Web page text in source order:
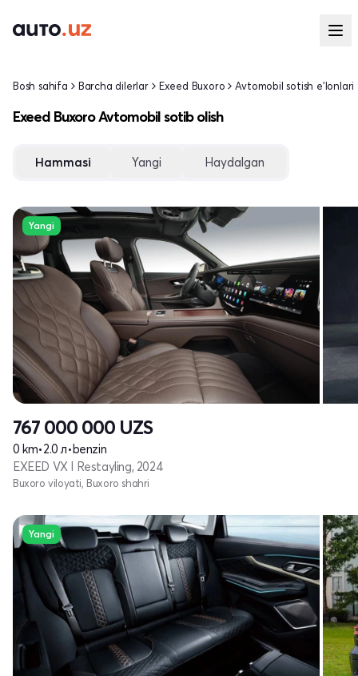
Bosh sahifa Barcha dilerlar Exeed Buxoro Avtomobil sotish e'lonlari
Exeed Buxoro Avtomobil sotib olish
Hammasi Yangi Haydalgan
Yangi
767 000 000 UZS
0 km•2.0 л•benzin
EXEED VX I Restayling, 2024
Buxoro viloyati, Buxoro shahri
Yangi